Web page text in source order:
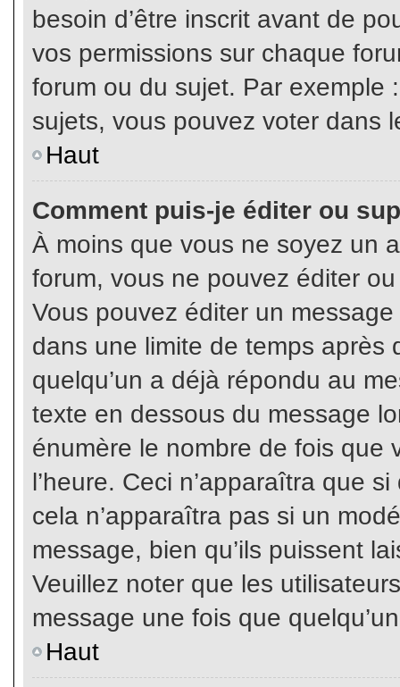
besoin d’être inscrit avant de
vos permissions sur chaque
forum ou du sujet. Par exemple
sujets, vous pouvez voter dans
Haut
Comment puis-je éditer ou
À moins que vous ne soyez un
forum, vous ne pouvez éditer
Vous pouvez éditer un
dans une limite de temps après
quelqu’un a déjà répondu au
texte en dessous du message
énumère le nombre de fois que
l’heure. Ceci n’apparaîtra que
cela n’apparaîtra pas si un
message, bien qu’ils puissent
Veuillez noter que les
message une fois que
Haut